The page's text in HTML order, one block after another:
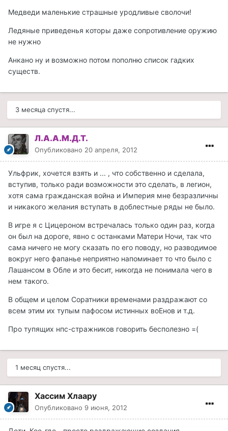
Медведи маленькие страшные уродливые сволочи!
Ледяные приведенья которы даже сопротивление оружию
не нужно
Анкано ну и возможно потом пополню список гадких
существ.
3 месяца спустя...
Л.А.А.М.Д.Т.
Опубликовано 20 апреля, 2012
Ульфрик, хочется взять и ... , что собственно и сделала,
вступив, только ради возможности это сделать, в легион,
хотя сама гражданская война и Империя мне безразличны
и никакого желания вступать в доблестные ряды не было.
В игре я с Цицероном встречалась только один раз, когда
он был на дороге, явно с останками Матери Ночи, так что
сама ничего не могу сказать по его поводу, но разводимое
вокруг него фапанье неприятно напоминает то что было с
Лашансом в Обле и это бесит, никогда не понимала чего в
нем такого.
В общем и целом Соратники временами раздражают со
всем этим их тупым пафосом истинных воЕнов и т.д.
Про тупящих нпс-стражников говорить бесполезно =(
1 месяц спустя...
Хассим Хлаару
Опубликовано 9 июня, 2012